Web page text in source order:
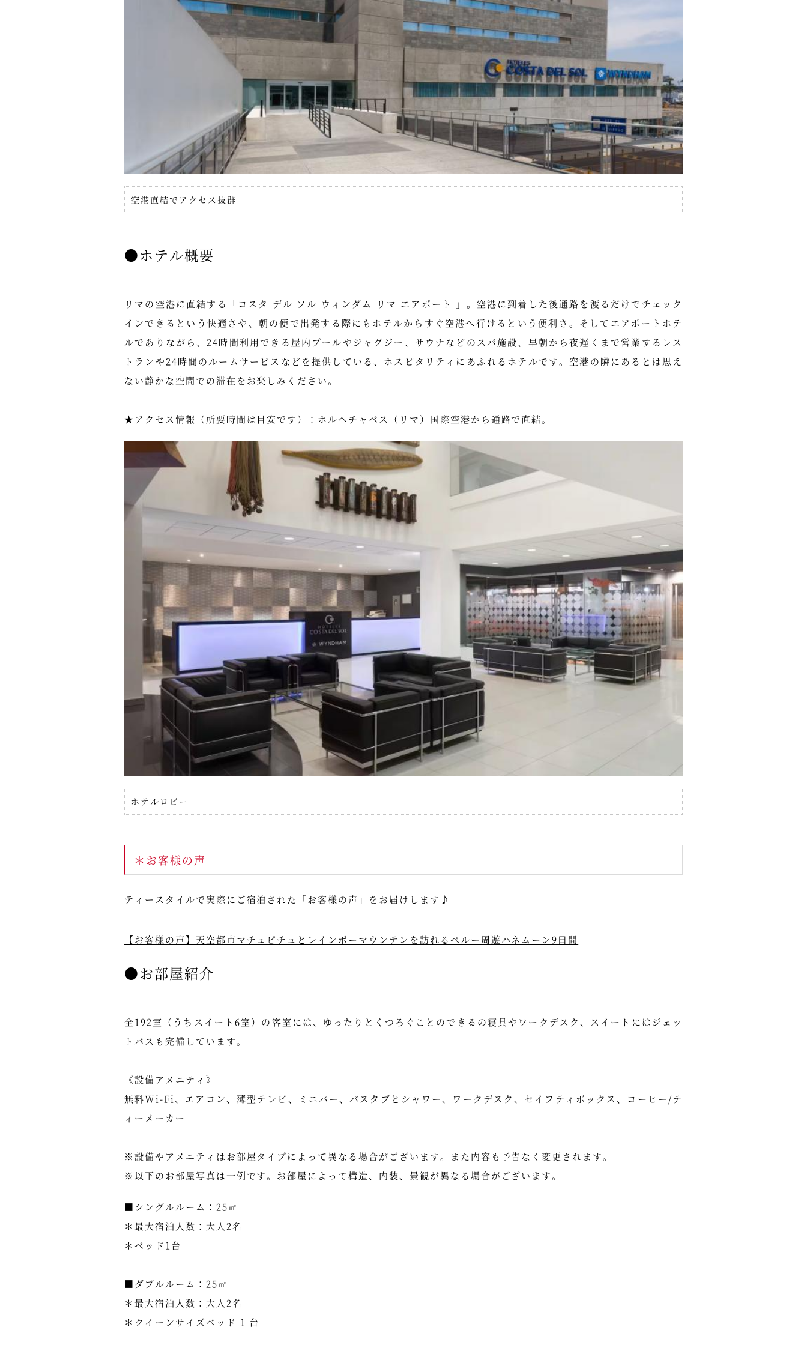
空港直結でアクセス抜群
●ホテル概要
リマの空港に直結する「コスタ デル ソル ウィンダム リマ エアポート 」。空港に到着した後通路を渡るだけでチェック
インできるという快適さや、朝の便で出発する際にもホテルからすぐ空港へ行けるという便利さ。そしてエアポートホテ
ルでありながら、24時間利用できる屋内プールやジャグジー、サウナなどのスパ施設、早朝から夜遅くまで営業するレス
トランや24時間のルームサービスなどを提供している、ホスピタリティにあふれるホテルです。空港の隣にあるとは思え
ない静かな空間での滞在をお楽しみください。
★アクセス情報（所要時間は目安です）：ホルヘチャベス（リマ）国際空港から通路で直結。
ホテルロビー
＊お客様の声
ティースタイルで実際にご宿泊された「お客様の声」をお届けします♪
【お客様の声】天空都市マチュピチュとレインボーマウンテンを訪れるペルー周遊ハネムーン9⽇間
●お部屋紹介
全192室（うちスイート6室）の客室には、ゆったりとくつろぐことのできるの寝具やワークデスク、スイートにはジェッ
トバスも完備しています。
《設備アメニティ》
無料Wi-Fi、エアコン、薄型テレビ、ミニバー、バスタブとシャワー、ワークデスク、セイフティボックス、コーヒー/テ
ィーメーカー
※設備やアメニティはお部屋タイプによって異なる場合がございます。また内容も予告なく変更されます。
※以下のお部屋写真は一例です。お部屋によって構造、内装、景観が異なる場合がございます。
■シングルルーム：25㎡
＊最大宿泊人数：大人2名
＊ベッド1台
■ダブルルーム：25㎡
＊最大宿泊人数：大人2名
＊クイーンサイズベッド 1 台